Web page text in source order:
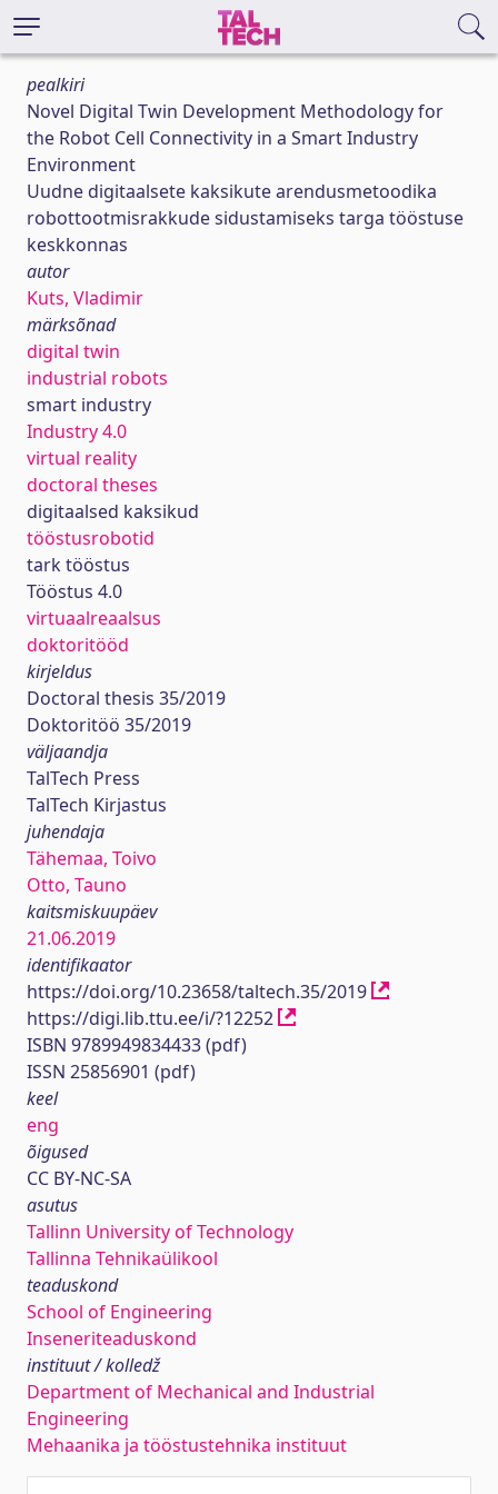
pealkiri
Novel Digital Twin Development Methodology for
the Robot Cell Connectivity in a Smart Industry
Environment
Uudne digitaalsete kaksikute arendusmetoodika
robottootmisrakkude sidustamiseks targa tööstuse
keskkonnas
autor
Kuts, Vladimir
märksõnad
digital twin
industrial robots
smart industry
Industry 4.0
virtual reality
doctoral theses
digitaalsed kaksikud
tööstusrobotid
tark tööstus
Tööstus 4.0
virtuaalreaalsus
doktoritööd
kirjeldus
Doctoral thesis 35/2019
Doktoritöö 35/2019
väljaandja
TalTech Press
TalTech Kirjastus
juhendaja
Tähemaa, Toivo
Otto, Tauno
kaitsmiskuupäev
21.06.2019
identifikaator
https://doi.org/10.23658/taltech.35/2019
https://digi.lib.ttu.ee/i/?12252
ISBN 9789949834433 (pdf)
ISSN 25856901 (pdf)
keel
eng
õigused
CC BY-NC-SA
asutus
Tallinn University of Technology
Tallinna Tehnikaülikool
teaduskond
School of Engineering
Inseneriteaduskond
instituut / kolledž
Department of Mechanical and Industrial
Engineering
Mehaanika ja tööstustehnika instituut